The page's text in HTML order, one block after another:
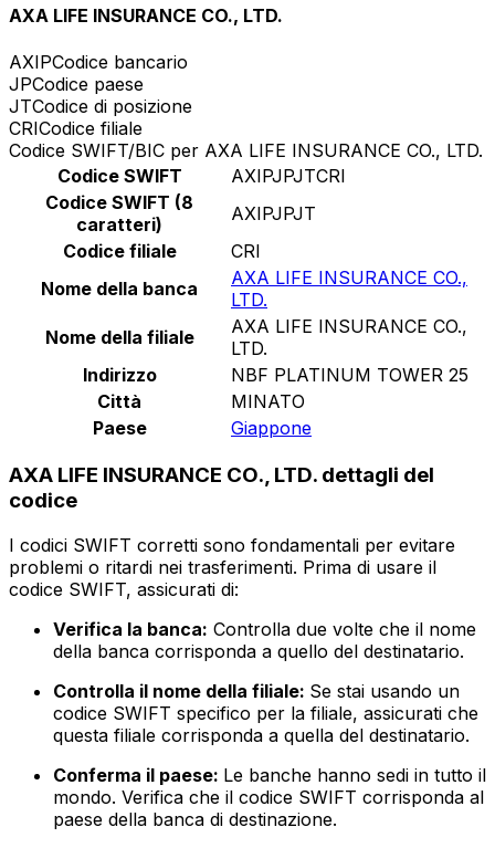
AXA LIFE INSURANCE CO., LTD.
AXIPCodice bancario
JPCodice paese
JTCodice di posizione
CRICodice filiale
Codice SWIFT/BIC per AXA LIFE INSURANCE CO., LTD.
Codice SWIFT
AXIPJPJTCRI
Codice SWIFT (8
caratteri)
AXIPJPJT
Codice filiale
CRI
Nome della banca
AXA LIFE INSURANCE CO.,
LTD.
Nome della filiale
AXA LIFE INSURANCE CO.,
LTD.
Indirizzo
NBF PLATINUM TOWER 25
Città
MINATO
Paese
Giappone
AXA LIFE INSURANCE CO., LTD. dettagli del
codice
I codici SWIFT corretti sono fondamentali per evitare
problemi o ritardi nei trasferimenti. Prima di usare il
codice SWIFT, assicurati di:
Verifica la banca: Controlla due volte che il nome
della banca corrisponda a quello del destinatario.
Controlla il nome della filiale: Se stai usando un
codice SWIFT specifico per la filiale, assicurati che
questa filiale corrisponda a quella del destinatario.
Conferma il paese: Le banche hanno sedi in tutto il
mondo. Verifica che il codice SWIFT corrisponda al
paese della banca di destinazione.